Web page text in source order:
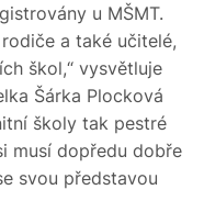
u MŠMT.
a také učitelé,
škol,“ vysvětluje
Šárka Plocková
školy tak pestré
musí dopředu dobře
svou představou